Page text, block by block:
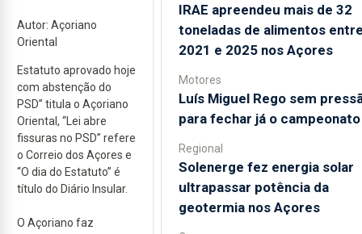
Autor: Açoriano
Oriental
Estatuto aprovado hoje
com abstenção do
PSD” titula o Açoriano
Oriental, “Lei abre
fissuras no PSD” refere
o Correio dos Açores e
“O dia do Estatuto” é
título do Diário Insular.
O Açoriano faz
IRAE apreendeu mais de 32
toneladas de alimentos
2021 e 2025 nos Açores
Motores
Luís Miguel Rego sem
para fechar já o campeonato
Regional
Solenerge fez energia solar
ultrapassar potência da
geotermia nos Açores